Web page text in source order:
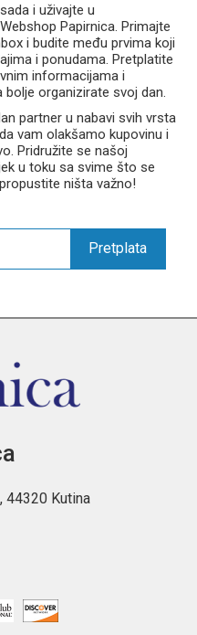
i uživajte u
Papirnica. Primajte
i budite među prvima koji
i ponudama. Pretplatite
informacijama i
organizirate svoj dan.
partner u nabavi svih vrsta
vam olakšamo kupovinu i
Pridružite se našoj
u toku sa svime što se
ništa važno!
Pretplata
44320 Kutina